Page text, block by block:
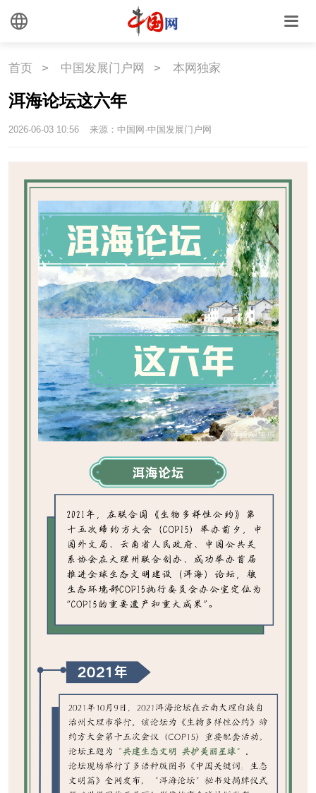
首页 > 中国发展门户网 > 本网独家
洱海论坛这六年
2026-06-03 10:56 来源：中国网·中国发展门户网